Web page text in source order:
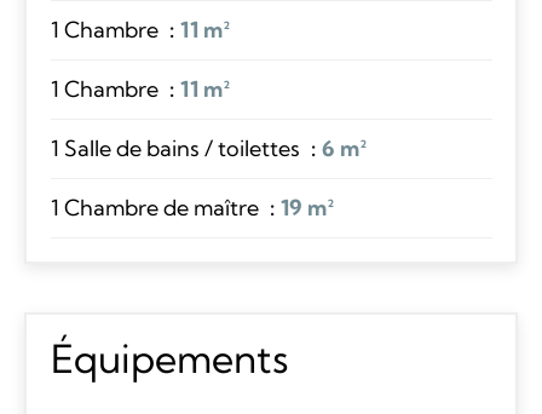
1 Chambre 11 m²
1 Chambre 11 m²
1 Salle de bains / toilettes 6 m²
1 Chambre de maître 19 m²
Équipements